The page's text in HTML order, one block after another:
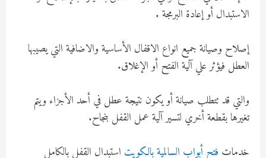
الاستبدال أو إعادة البرمجة .
إصلاح وصيانة جميع انواع الاقفال الأساسية والاضافية التي يصيبها
العطل فيؤثر علي آلية الفتح أو الإغلاق.
والتي قد تتطلب صيانة أو يكون نتيجة عطل في أحد الأجزاء ويتم
تغيرها بقطعة أخري لتسير آلية عمل القفل بنجاح.
خدمات فتح أبواب السالمية بالكويت استبدال القفل بالكامل